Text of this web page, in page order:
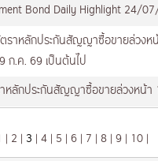
Bond Daily Highlight 24/
ราหลักประกันสัญญาซื้อขายล่วงห
ก.ค. 69 เป็นต้นไป
หลักประกันสัญญาซื้อขายล่วงหน้า
| 2 | 3 |4 | 5 |6 | 7 |8 |9 | 10 |